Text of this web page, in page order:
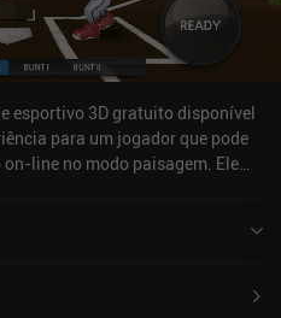
esportivo 3D gratuito disponível
para um jogador que pode
line no modo paisagem. Ele
e 4,5 de 5,0 na iOS App Store.